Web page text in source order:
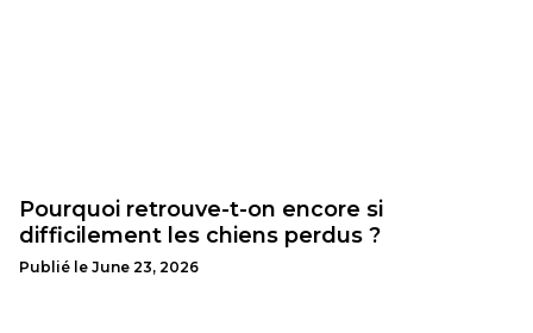
Pourquoi retrouve-t-on encore si
difficilement les chiens perdus ?
Publié le June 23, 2026